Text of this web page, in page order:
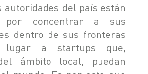
autoridades del país están
por concentrar a sus
dentro de sus fronteras
a startups que,
ámbito local, puedan